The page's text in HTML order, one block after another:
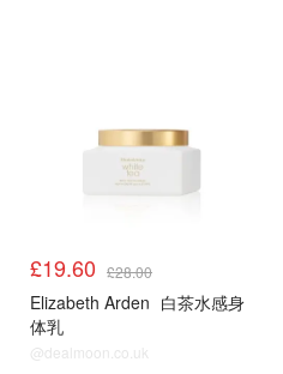
£19.60 £28.00
Elizabeth Arden 白茶水感身
体乳
@dealmoon.co.uk